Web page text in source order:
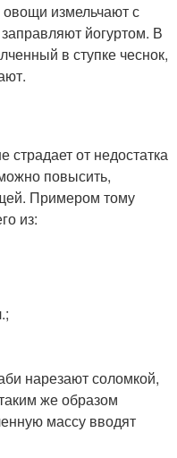
измельчают с
йогуртом. В
в ступке чеснок,
страдает от недостатка
повысить,
Примером тому
из:
нарезают соломкой,
же образом
массу вводят